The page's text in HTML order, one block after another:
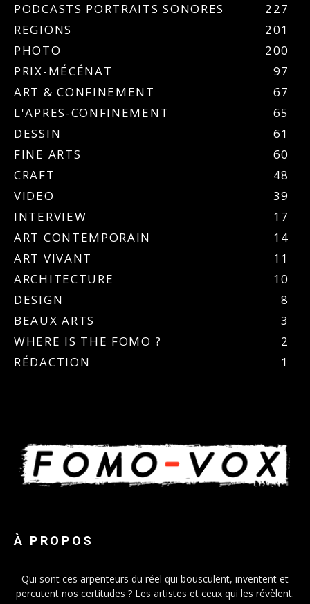
PODCASTS PORTRAITS SONORES
227
REGIONS
201
PHOTO
200
PRIX-MÉCÉNAT
97
ART & CONFINEMENT
67
L'APRES-CONFINEMENT
65
DESSIN
61
FINE ARTS
60
CRAFT
48
VIDEO
39
INTERVIEW
17
ART CONTEMPORAIN
14
ART VIVANT
11
ARCHITECTURE
10
DESIGN
8
BEAUX ARTS
3
WHERE IS THE FOMO ?
2
RÉDACTION
1
À PROPOS
Qui sont ces arpenteurs du réel qui bousculent, inventent et
percutent nos certitudes ? Les artistes et ceux qui les révèlent.